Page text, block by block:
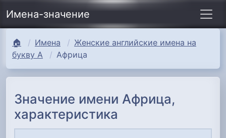
Имена-значение
🏠 Имена
Женские английские имена на
букву А
Африца
Значение имени Африца,
характеристика